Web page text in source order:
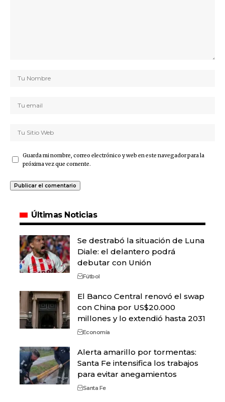
Guarda mi nombre, correo electrónico y web en este navegador para la
próxima vez que comente.
Últimas Noticias
Se destrabó la situación de Luna
Diale: el delantero podrá
debutar con Unión
Fútbol
El Banco Central renovó el swap
con China por US$20.000
millones y lo extendió hasta 2031
Economía
Alerta amarillo por tormentas:
Santa Fe intensifica los trabajos
para evitar anegamientos
Santa Fe